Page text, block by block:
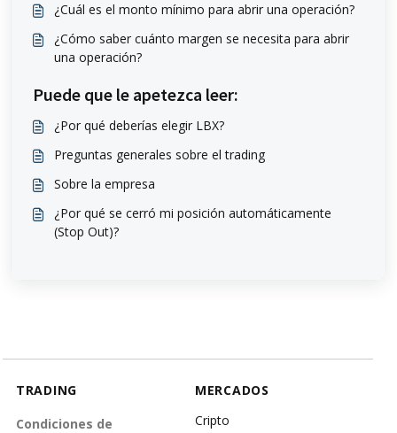
¿Cuál es el monto mínimo para abrir una operación?
¿Cómo saber cuánto margen se necesita para abrir
una operación?
Puede que le apetezca leer:
¿Por qué deberías elegir LBX?
Preguntas generales sobre el trading
Sobre la empresa
¿Por qué se cerró mi posición automáticamente
(Stop Out)?
TRADING
Condiciones de
MERCADOS
Cripto